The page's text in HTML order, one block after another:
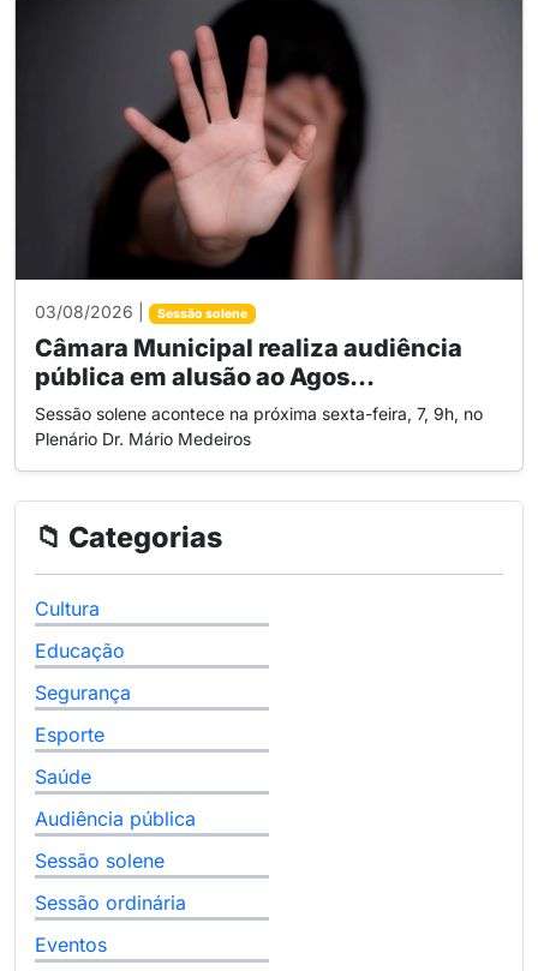
03/08/2026 | Sessão solene
Câmara Municipal realiza audiência
pública em alusão ao Agos...
Sessão solene acontece na próxima sexta-feira, 7, 9h, no
Plenário Dr. Mário Medeiros
📁 Categorias
Cultura
Educação
Segurança
Esporte
Saúde
Audiência pública
Sessão solene
Sessão ordinária
Eventos